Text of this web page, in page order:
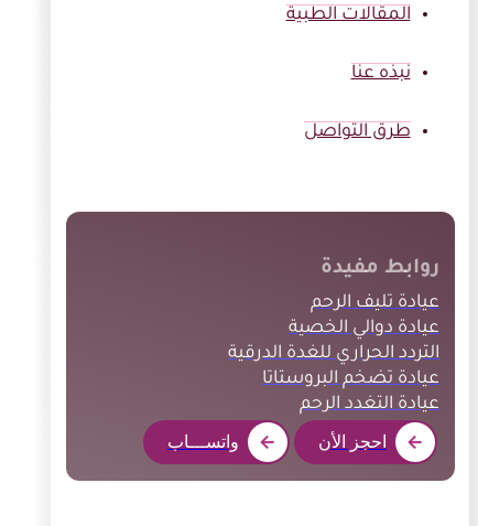
المقالات الطبية
نبذه عنا
طرق التواصل
روابط مفيدة
عيادة تليف الرحم
عيادة دوالي الخصية
التردد الحراري للغدة الدرقية
عيادة تضخم البروستاتا
عيادة التغدد الرحم
احجز الأن واتســـاب